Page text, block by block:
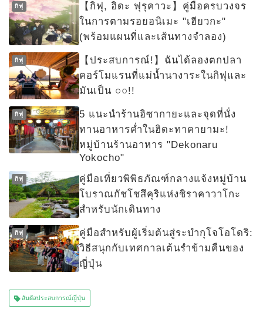
กิฟุ
【กิฟุ, ฮิดะ ฟุรุคาวะ】คู่มือครบวงจร
ในการตามรอยอนิเมะ "เฮียวกะ"
(พร้อมแผนที่และเส้นทางจำลอง)
กิฟุ
【ประสบการณ์!】ฉันได้ลองตกปลา
คอร์โมแรนที่แม่น้ำนางาระในกิฟุและ
มันเป็น ○○!!
กิฟุ
5 แนะนำร้านอิซากายะและจุดที่นั่ง
ทานอาหารค่ำในฮิดะทาคายามะ!
หมู่บ้านร้านอาหาร "Dekonaru
Yokocho"
กิฟุ
คู่มือเที่ยวพิพิธภัณฑ์กลางแจ้งหมู่บ้าน
โบราณกัชโชสึคุริแห่งชิราคาวาโกะ
สำหรับนักเดินทาง
กิฟุ
คู่มือสำหรับผู้เริ่มต้นสู่ระบำกุโจโอโดริ:
วิธีสนุกกับเทศกาลเต้นรำข้ามคืนของ
ญี่ปุ่น
สัมผัสประสบการณ์ญี่ปุ่น